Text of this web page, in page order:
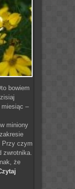
bowiem
–
miniony
Przy czym
zwrotnika.
że